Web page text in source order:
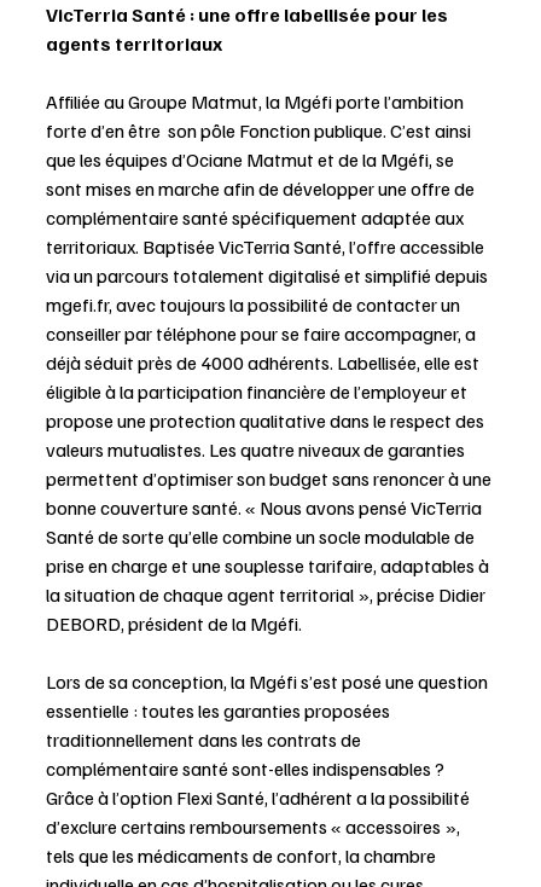
VicTerria Santé : une offre labellisée pour les
agents territoriaux
Affiliée au Groupe Matmut, la Mgéfi porte l’ambition
forte d’en être  son pôle Fonction publique. C’est ainsi
que les équipes d’Ociane Matmut et de la Mgéfi, se
sont mises en marche afin de développer une offre de
complémentaire santé spécifiquement adaptée aux
territoriaux. Baptisée VicTerria Santé, l’offre accessible
via un parcours totalement digitalisé et simplifié depuis
mgefi.fr, avec toujours la possibilité de contacter un
conseiller par téléphone pour se faire accompagner, a
déjà séduit près de 4000 adhérents. Labellisée, elle est
éligible à la participation financière de l’employeur et
propose une protection qualitative dans le respect des
valeurs mutualistes. Les quatre niveaux de garanties
permettent d’optimiser son budget sans renoncer à une
bonne couverture santé. « Nous avons pensé VicTerria
Santé de sorte qu’elle combine un socle modulable de
prise en charge et une souplesse tarifaire, adaptables à
la situation de chaque agent territorial », précise Didier
DEBORD, président de la Mgéfi.
Lors de sa conception, la Mgéfi s’est posé une question
essentielle : toutes les garanties proposées
traditionnellement dans les contrats de
complémentaire santé sont-elles indispensables ?
Grâce à l’option Flexi Santé, l’adhérent a la possibilité
d’exclure certains remboursements « accessoires »,
tels que les médicaments de confort, la chambre